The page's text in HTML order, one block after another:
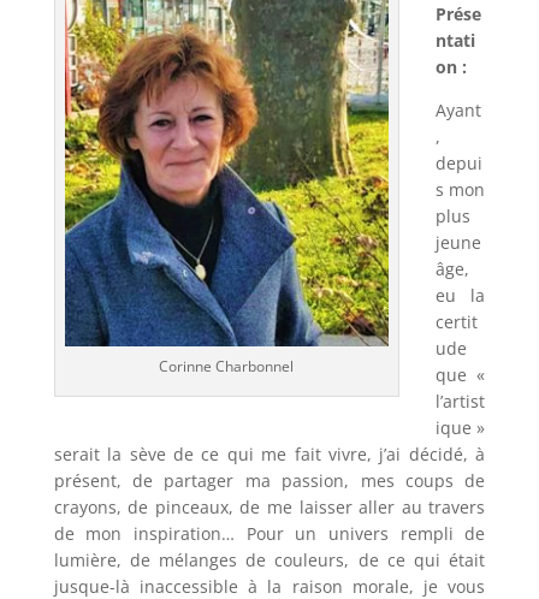
Corinne Charbonnel
Prése
ntati
on :
Ayant
,
depui
s mon
plus
jeune
âge,
eu la
certit
ude
que «
l’artist
ique »
serait la sève de ce qui me fait vivre, j’ai décidé, à
présent, de partager ma passion, mes coups de
crayons, de pinceaux, de me laisser aller au travers
de mon inspiration… Pour un univers rempli de
lumière, de mélanges de couleurs, de ce qui était
jusque-là inaccessible à la raison morale, je vous